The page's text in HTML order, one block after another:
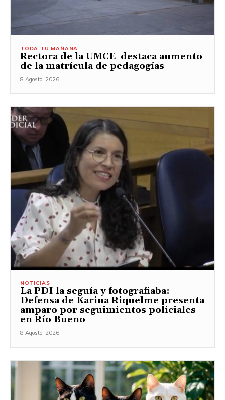
TODA TU MAÑANA
Rectora de la UMCE destaca aumento
de la matrícula de pedagogías
8 Agosto, 2026
NOTICIAS
La PDI la seguía y fotografiaba:
Defensa de Karina Riquelme presenta
amparo por seguimientos policiales
en Río Bueno
8 Agosto, 2026